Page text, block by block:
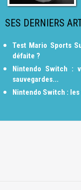
SES DERNIERS
Test Mario Sports
défaite ?
Nintendo Switch :
sauvegardes...
Nintendo Switch :